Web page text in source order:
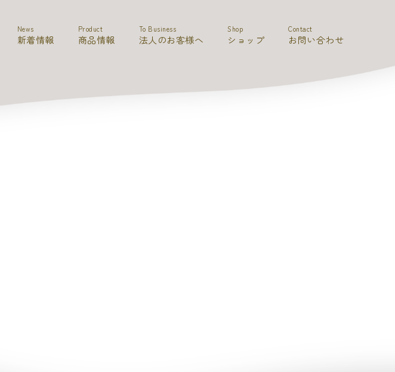
News
新着情報
Product
商品情報
To Business
法人のお客様へ
Shop
ショップ
Contact
お問い合わせ